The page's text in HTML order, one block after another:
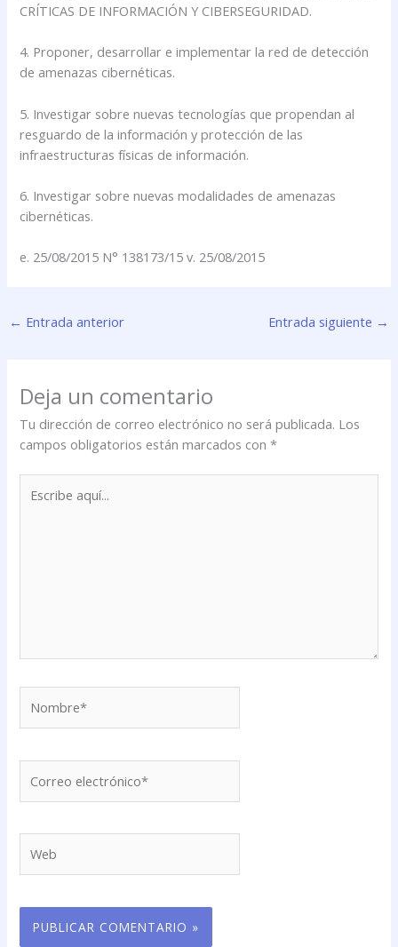
CRÍTICAS DE INFORMACIÓN Y CIBERSEGURIDAD.
4. Proponer, desarrollar e implementar la red de detección
de amenazas cibernéticas.
5. Investigar sobre nuevas tecnologías que propendan al
resguardo de la información y protección de las
infraestructuras físicas de información.
6. Investigar sobre nuevas modalidades de amenazas
cibernéticas.
e. 25/08/2015 N° 138173/15 v. 25/08/2015
← Entrada anterior Entrada siguiente →
Deja un comentario
Tu dirección de correo electrónico no será publicada. Los
campos obligatorios están marcados con*
aquí...
electrónico*